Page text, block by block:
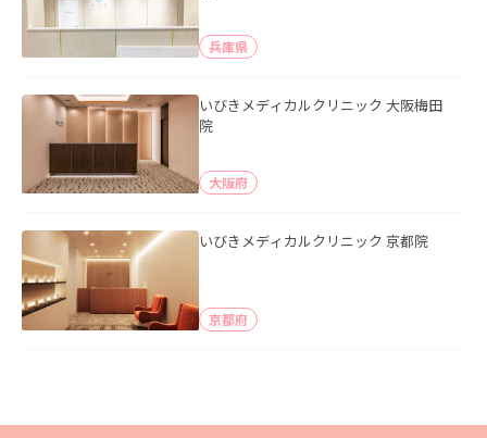
兵庫県
いびきメディカルクリニック 大阪梅田
院
大阪府
いびきメディカルクリニック 京都院
京都府